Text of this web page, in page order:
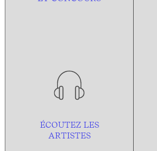
ÉCOUTEZ LES
ARTISTES